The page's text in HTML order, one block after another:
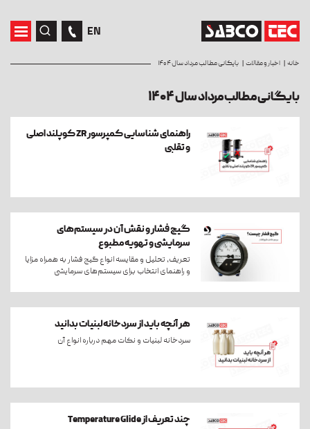
EN
خانه اخبار و مقالات بایگانی مطالب مرداد سال ۱۴۰۴
بایگانی مطالب مرداد سال ۱۴۰۴
راهنمای شناسایی کمپرسور ZR کوپلند اصلی
و تقلبی
گیج فشار و نقش آن در سیستم‌های
سرمایشی و تهویه مطبوع
تعریف، تحلیل و مقایسه انواع گیج فشار به همراه مزایا
و راهنمای انتخاب برای سیستم‌های سرمایشی
هر آنچه باید از سردخانه لبنیات بدانید
سردخانه لبنیات و نکات مهم درباره انواع آن
چند تعریف از Temperature Glide